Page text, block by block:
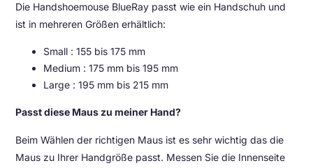
Die Handshoemouse BlueRay passt wie ein Handschuh und
ist in mehreren Größen erhältlich:
Small : 155 bis 175 mm
Medium : 175 mm bis 195 mm
Large : 195 mm bis 215 mm
Passt diese Maus zu meiner Hand?
Beim Wählen der richtigen Maus ist es sehr wichtig das die
Maus zu Ihrer Handgröße passt. Messen Sie die Innenseite